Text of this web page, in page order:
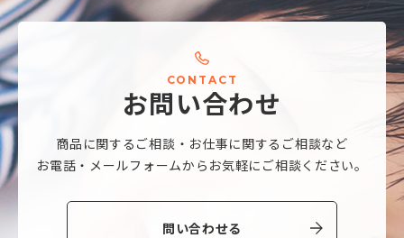
CO N T AC T
お問い合わせ
商品に関するご相談・ お仕事に関するご相談など
お電話・メールフォームから お気軽にご相談ください。
問い合わせる